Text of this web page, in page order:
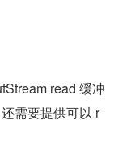
read 缓冲
需要提供可以 r